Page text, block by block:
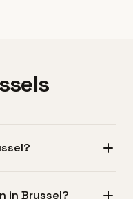
in Brussel?